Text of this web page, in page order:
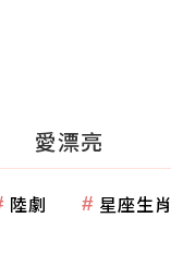
愛漂亮
陸劇 星座生肖